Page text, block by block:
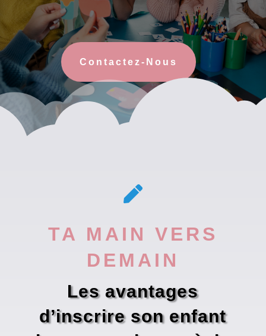
Contactez-Nous

TA MAIN VERS
DEMAIN
Les avantages
d’inscrire son enfant